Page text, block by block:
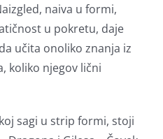
naiva u formi,
u pokretu, daje
učita onoliko znanja iz
koliko njegov lični
sagi u strip formi, stoji